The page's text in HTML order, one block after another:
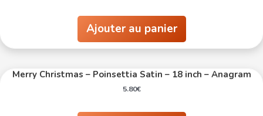
Ajouter au panier
Merry Christmas – Poinsettia Satin – 18 inch – Anagram
5.80€